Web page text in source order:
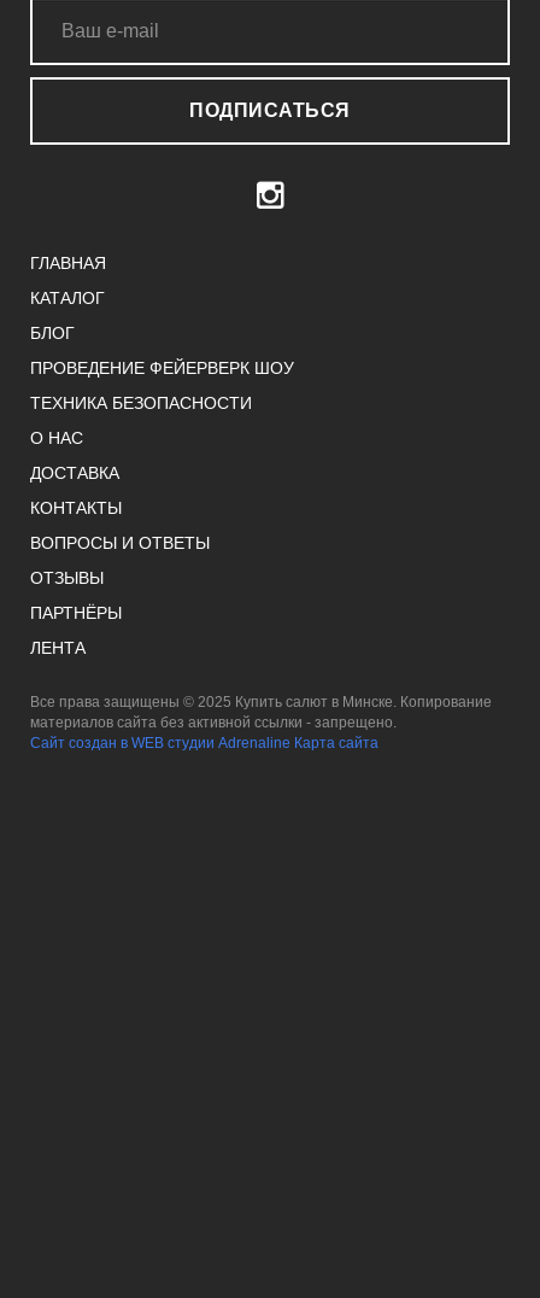
ПОДПИСАТЬСЯ
ГЛАВНАЯ
КАТАЛОГ
БЛОГ
ПРОВЕДЕНИЕ ФЕЙЕРВЕРК ШОУ
ТЕХНИКА БЕЗОПАСНОСТИ
О НАС
ДОСТАВКА
КОНТАКТЫ
ВОПРОСЫ И ОТВЕТЫ
ОТЗЫВЫ
ПАРТНЁРЫ
ЛЕНТА
Все права защищены © 2025 Купить салют в Минске. Копирование
материалов сайта без активной ссылки - запрещено.
Сайт создан в WEB студии Adrenaline Карта сайта